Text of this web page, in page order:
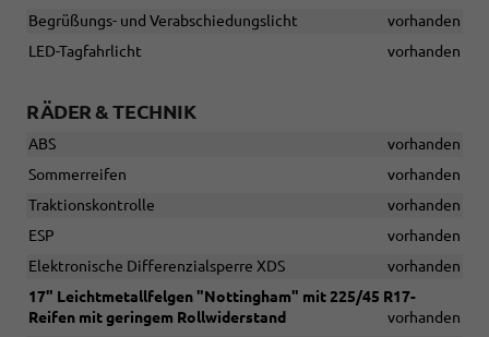
Begrüßungs- und Verabschiedungslicht
vorhanden
LED-Tagfahrlicht
vorhanden
RÄDER & TECHNIK
ABS
vorhanden
Sommerreifen
vorhanden
Traktionskontrolle
vorhanden
ESP
vorhanden
Elektronische Differenzialsperre XDS
vorhanden
17" Leichtmetallfelgen "Nottingham" mit 225/45 R17-
Reifen mit geringem Rollwiderstand
vorhanden